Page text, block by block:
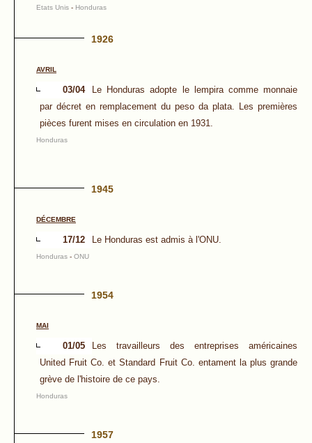
Etats Unis - Honduras
1926
AVRIL
03/04
Le Honduras adopte le lempira comme monnaie
par décret en remplacement du peso da plata. Les premières
pièces furent mises en circulation en 1931.
Honduras
1945
DÉCEMBRE
17/12 Le Honduras est admis à l'ONU.
Honduras - ONU
1954
MAI
01/05
Les travailleurs des entreprises américaines
United Fruit Co. et Standard Fruit Co. entament la plus grande
grève de l'histoire de ce pays.
Honduras
1957